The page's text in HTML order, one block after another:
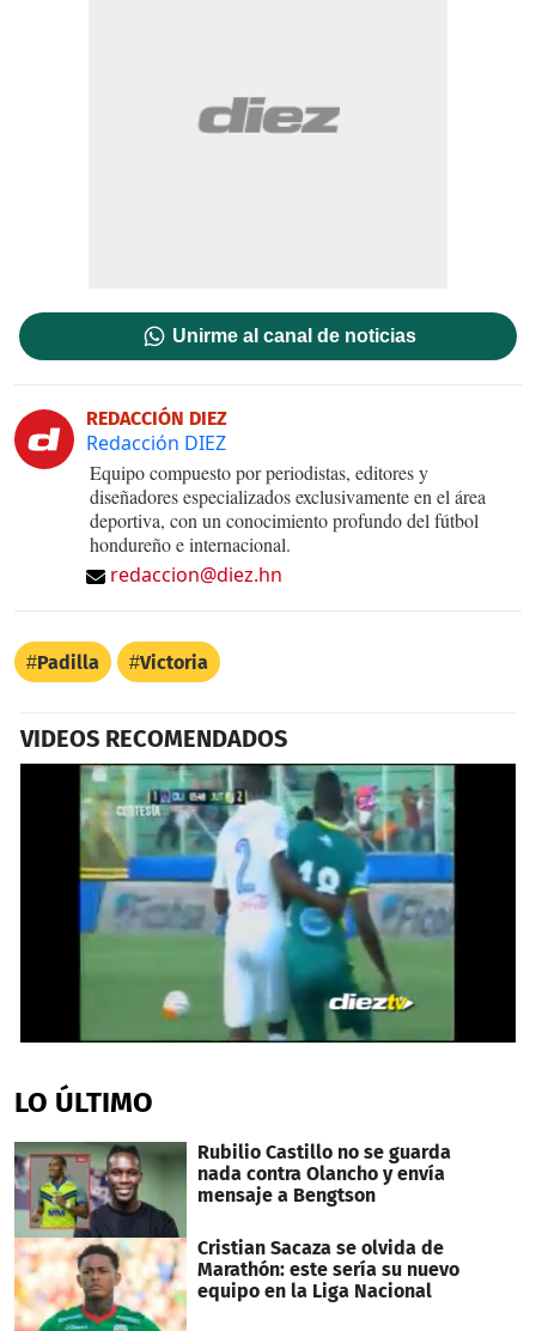
Unirme al canal de noticias
REDACCIÓN DIEZ
Redacción DIEZ
Equipo compuesto por periodistas, editores y
diseñadores especializados exclusivamente en el área
deportiva, con un conocimiento profundo del fútbol
hondureño e internacional.
redaccion@diez.hn
Padilla Victoria
VIDEOS RECOMENDADOS
of
1
30
seconds
LO ÚLTIMO
Rubilio Castillo no se guarda
nada contra Olancho y envía
mensaje a Bengtson
Cristian Sacaza se olvida de
Marathón: este sería su nuevo
equipo en la Liga Nacional